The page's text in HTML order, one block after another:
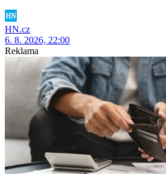
HN.cz
6. 8. 2026, 22:00
Reklama